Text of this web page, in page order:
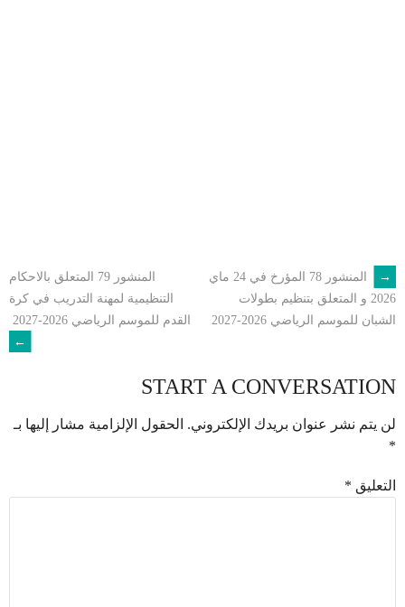
POST
NAVIGATION
←
المنشور 78 المؤرخ في 24 ماي
2026 و المتعلق بتنظيم بطولات
الشبان للموسم الرياضي 2026-2027
المنشور 79 المتعلق بالاحكام
التنظيمية لمهنة التدريب في كرة
القدم للموسم الرياضي 2026-2027
→
START A CONVERSATION
لن يتم نشر عنوان بريدك الإلكتروني. الحقول الإلزامية مشار إليها بـ
*
التعليق *